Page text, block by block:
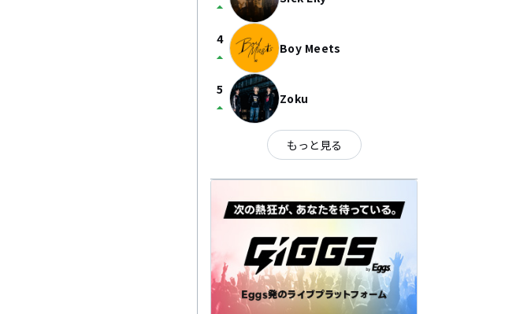
arrow_drop_up
4
arrow_drop_up Boy Meets
5
arrow_drop_up Zoku
もっと見る